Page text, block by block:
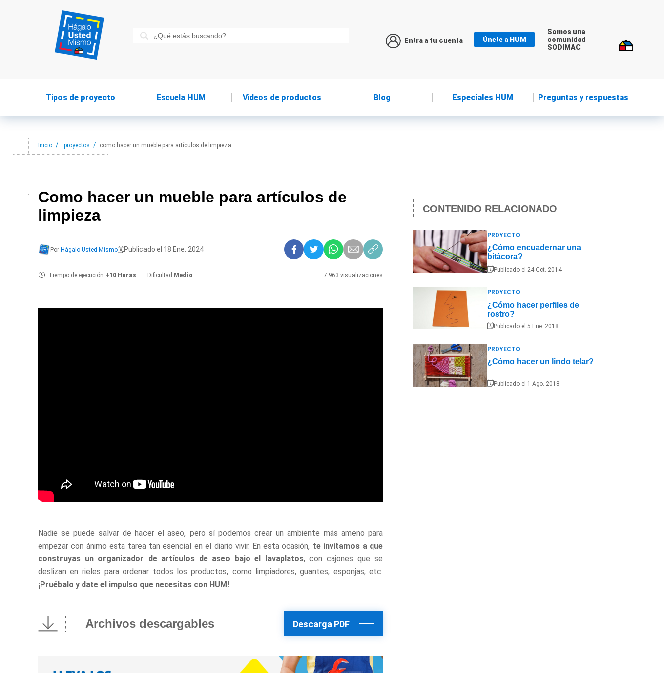
Entra a tu cuenta Únete a HUM
Somos una
comunidad
SODIMAC
Tipos de proyecto Escuela HUM Videosde productos Blog Especiales HUM Preguntas y respuestas
Inicio proyectos como hacer un mueble para artículos de limpieza
Como hacer un mueble para artículos de
limpieza
Por Hágalo Usted Mismo Publicado el 18 Ene. 2024
Tiempo de ejecución +10 Horas Dificultad Medio 7.963 visualizaciones
Nadie se puede salvar de hacer el aseo, pero sí podemos crear un ambiente más ameno para
empezar con ánimo esta tarea tan esencial en el diario vivir. En esta ocasión, te invitamos a que
construyas un organizador de artículos de aseo bajo el lavaplatos, con cajones que se
deslizan en rieles para ordenar todos los productos, como limpiadores, guantes, esponjas, etc.
¡Pruébalo y date el impulso que necesitas con HUM!
Archivos descargables Descarga PDF
CONTENIDO RELACIONADO
PROYECTO
¿Cómo encuadernar una
bitácora?
Publicado el 24 Oct. 2014
PROYECTO
¿Cómo hacer perfiles de
rostro?
Publicado el 5 Ene. 2018
PROYECTO
¿Cómo hacer un lindo telar?
Publicado el 1 Ago. 2018